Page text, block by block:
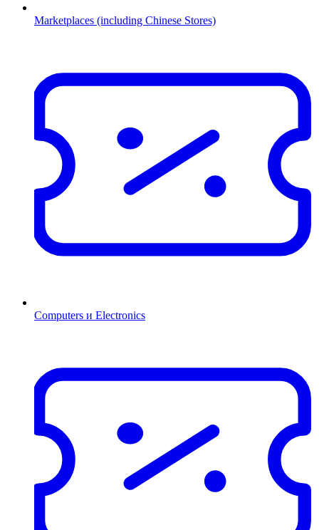
Marketplaces (including Chinese Stores)
Computers и Electronics